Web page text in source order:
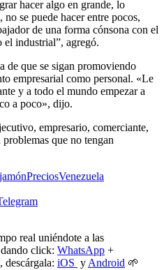
hacer algo en grande, lo
se puede hacer entre pocos,
de una forma cónsona con el
el industrial”, agregó.
de que se sigan promoviendo
empresarial como personal. «Le
y a todo el mundo empezar a
a poco», dijo.
empresario, comerciante,
que no tengan
PreciosVenezuela
real uniéndote a las
click: WhatsApp +
descárgala: iOS y Android 🌱